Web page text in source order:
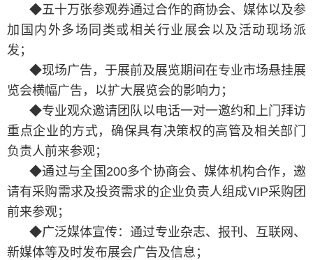
◆五十万张参观券通过合作的商协会、媒体以及参
加国内外多场同类或相关行业展会以及活动现场派
发；
◆现场广告，于展前及展览期间在专业市场悬挂展
览会横幅广告，以扩大展览会的影响力；
◆专业观众邀请团队以电话一对一邀约和上门拜访
重点企业的方式，确保具有决策权的高管及相关部门
负责人前来参观；
◆通过与全国200多个协商会、媒体机构合作，邀
请有采购需求及投资需求的企业负责人组成VIP采购团
前来参观；
◆广泛媒体宣传：通过专业杂志、报刊、互联网、
新媒体等及时发布展会广告及信息；